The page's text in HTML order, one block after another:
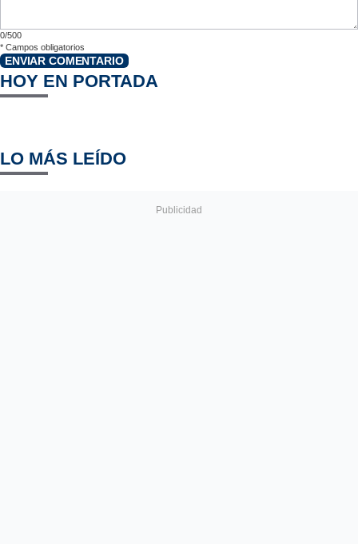
0/500
* Campos obligatorios
ENVIAR COMENTARIO
HOY EN PORTADA
LO MÁS LEÍDO